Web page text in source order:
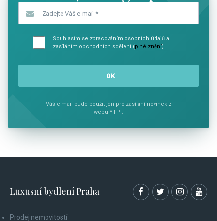
Souhlasím se zpracováním osobních údajů a
zasíláním obchodních sdělení (plné znění)
Váš e-mail bude použit jen pro zasílání novinek z
webu YTPI.
Luxusní bydlení Praha
Prodej nemovitostí